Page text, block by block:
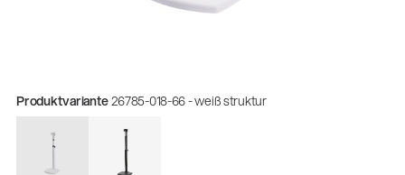
Produktvariante26785-018-66 - weiß struktur